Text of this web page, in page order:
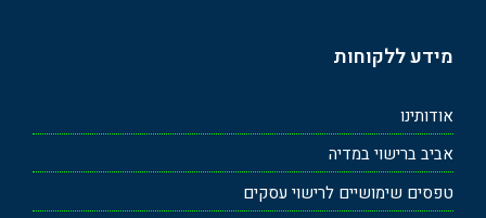
מידע ללקוחות
אודותינו
אביב ברישוי במדיה
טפסים שימושיים לרישוי עסקים